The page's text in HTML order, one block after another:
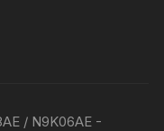
/ N9K06AE -